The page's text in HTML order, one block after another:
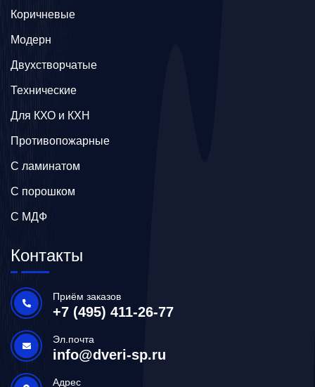
Коричневые
Модерн
Двухстворчатые
Технические
Для КХО и КХН
Противопожарные
С ламинатом
С порошком
С МДФ
Контакты
Приём заказов
+7 (495) 411-26-77
Эл.почта
info@dveri-sp.ru
Адрес